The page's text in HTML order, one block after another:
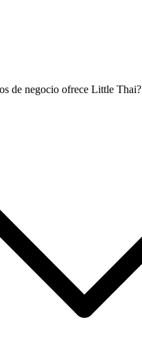
de negocio ofrece Little Thai?